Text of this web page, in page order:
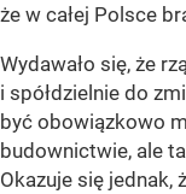
że w całej Polsce
Wydawało się, że
i spółdzielnie do
być obowiązkowo
budownictwie, ale
Okazuje się jednak,